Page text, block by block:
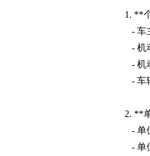
1. **
- 车
- 机
- 机
- 车
2. **
- 单
- 单